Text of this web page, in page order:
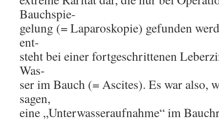
Bauchspie-
gelung (= Laparoskopie) gefunden
ent-
steht bei einer fortgeschrittenen
Was-
ser im Bauch (= Ascites). Es war also,
sagen,
eine „Unterwasseraufnahme“ im